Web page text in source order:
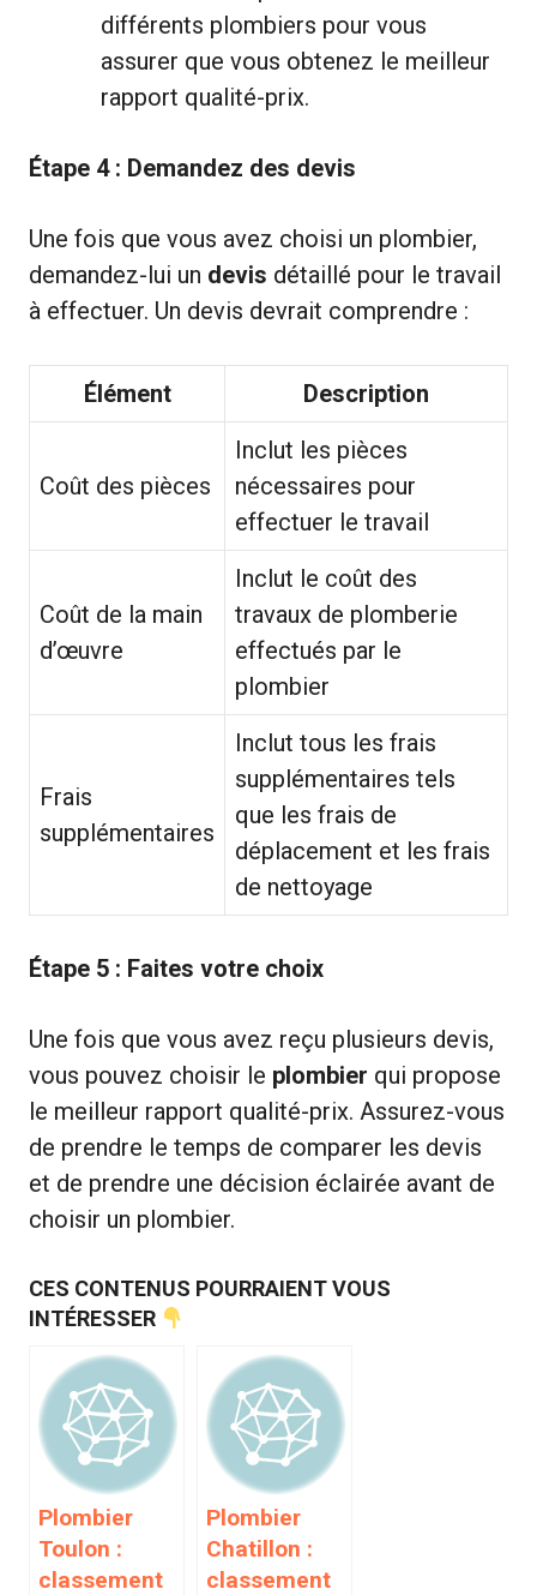
différents plombiers pour vous
assurer que vous obtenez le meilleur
rapport qualité-prix.
Étape 4 : Demandez des devis
Une fois que vous avez choisi un plombier,
demandez-lui un devis détaillé pour le travail
à effectuer. Un devis devrait comprendre :
Élément Description
Coût des pièces
Inclut les pièces
nécessaires pour
effectuer le travail
Coût de la main
d’œuvre
Inclut le coût des
travaux de plomberie
effectués par le
plombier
Frais
supplémentaires
Inclut tous les frais
supplémentaires tels
que les frais de
déplacement et les frais
de nettoyage
Étape 5 : Faites votre choix
Une fois que vous avez reçu plusieurs devis,
vous pouvez choisir le plombier qui propose
le meilleur rapport qualité-prix. Assurez-vous
de prendre le temps de comparer les devis
et de prendre une décision éclairée avant de
choisir un plombier.
CES CONTENUS POURRAIENT VOUS
INTÉRESSER
Plombier
Toulon :
classement
Plombier
Chatillon :
classement